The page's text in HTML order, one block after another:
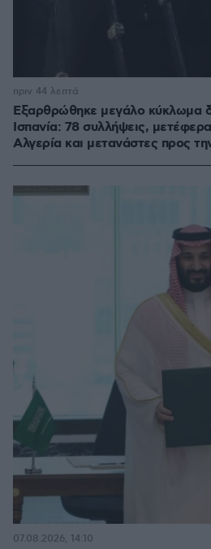
Εξαρθρώθηκε μεγάλο κύκλωμα
Ισπανία: 78 συλλήψεις,
Αλγερία και μετανάστες προς
πριν 44 λεπτά
07.08.2026, 14:10